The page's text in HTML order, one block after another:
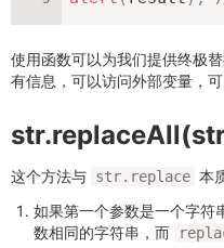
使用函数可以为我们提供终极
有信息，可以访问外部变量，可
这个方法与 str.replace 本
如果第一个参数是一个字符
数相同的字符串​，​而